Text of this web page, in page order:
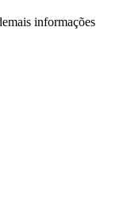
informações